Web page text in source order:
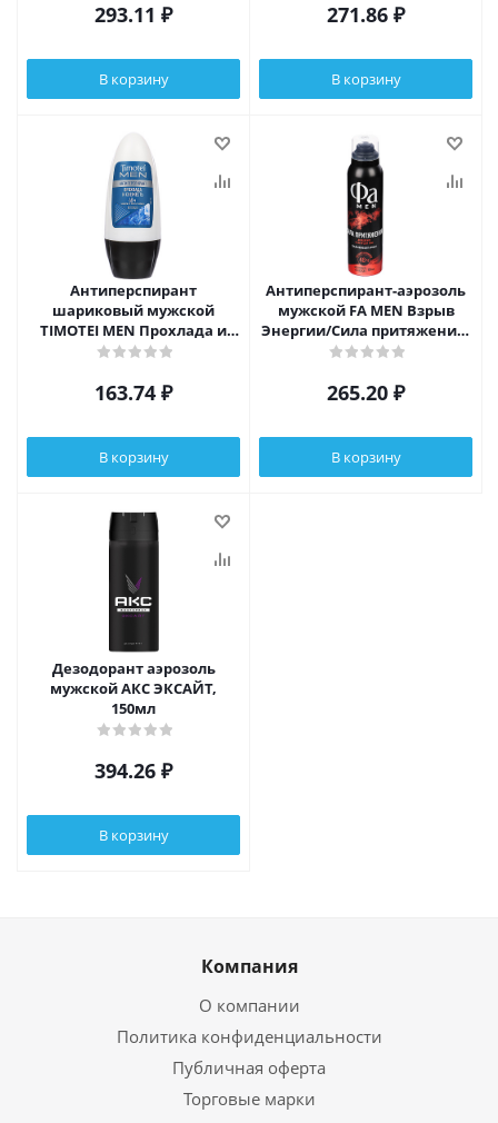
293.11 ₽
В корзину
271.86 ₽
В корзину
Антиперспирант
шариковый мужской
TIMOTEI MEN Прохлада и
свежесть, п/б, 50мл
163.74 ₽
В корзину
Антиперспирант-аэрозоль
мужской FA MEN Взрыв
Энергии/Сила притяжения,
150мл
265.20 ₽
В корзину
Дезодорант аэрозоль
мужской АКС ЭКСАЙТ,
150мл
394.26 ₽
В корзину
Компания
О компании
Политика конфиденциальности
Публичная оферта
Торговые марки